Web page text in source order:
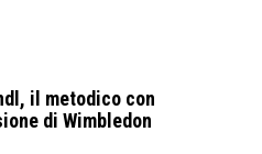
il metodico con
di Wimbledon